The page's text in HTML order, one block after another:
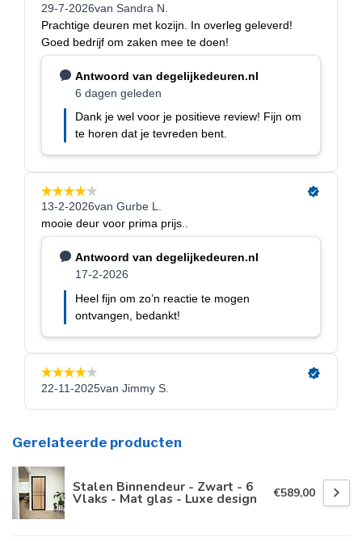
Gerelateerde producten
Stalen Binnendeur - Zwart - 6
Vlaks - Mat glas - Luxe design €589,00